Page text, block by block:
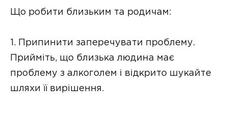
Що робити близьким та родичам:
1. Припинити заперечувати проблему.
Прийміть, що близька людина має
проблему з алкоголем і відкрито шукайте
шляхи її вирішення.